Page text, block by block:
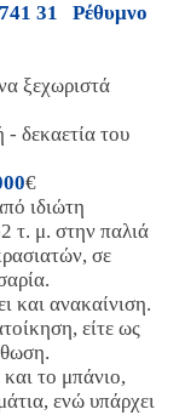
31 Ρέθυμνο
ξεχωριστά
δεκαετία του
€
ιδιώτη
τ. μ. στην παλιά
σε
και ανακαίνιση.
είτε ως
το μπάνιο,
ενώ υπάρχει